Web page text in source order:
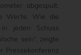
abgespult,
Werte. Wie die
jeden Schuss
sein“, zeigte
Pressekonferenz